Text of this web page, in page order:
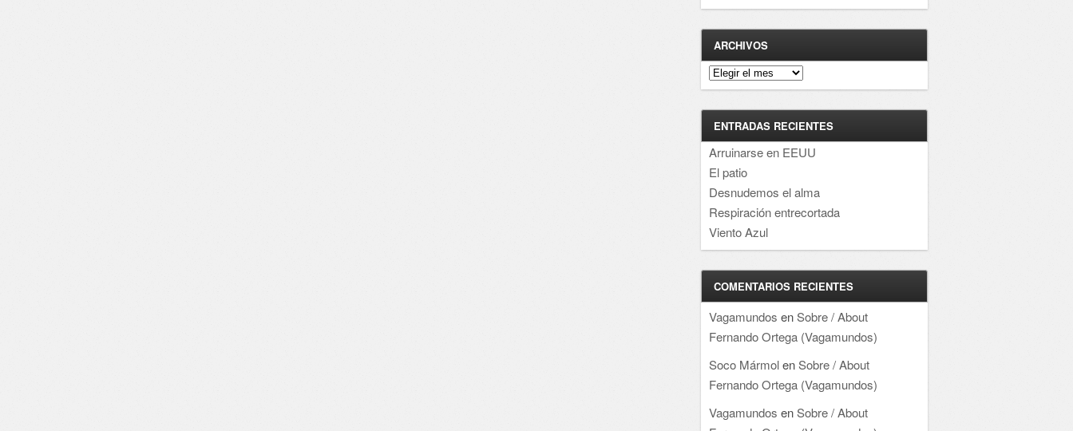
ARCHIVOS
Archivos
ENTRADAS RECIENTES
Arruinarse en EEUU
El patio
Desnudemos el alma
Respiración entrecortada
Viento Azul
COMENTARIOS RECIENTES
Vagamundos enSobre / About
Fernando Ortega (Vagamundos)
Soco MármolenSobre / About
Fernando Ortega (Vagamundos)
Vagamundos enSobre / About